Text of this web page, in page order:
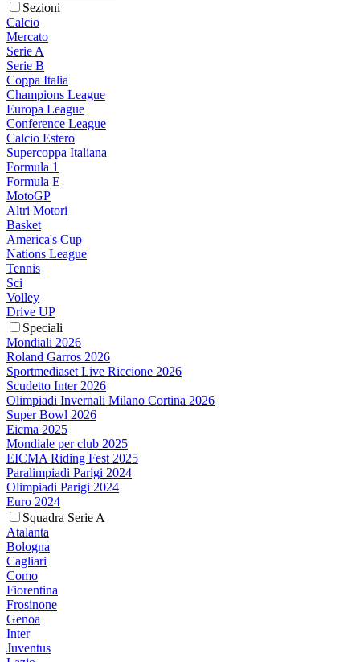
Sezioni
Calcio
Mercato
Serie A
Serie B
Coppa Italia
Champions League
Europa League
Conference League
Calcio Estero
Supercoppa Italiana
Formula 1
Formula E
MotoGP
Altri Motori
Basket
America's Cup
Nations League
Tennis
Sci
Volley
Drive UP
Speciali
Mondiali 2026
Roland Garros 2026
Sportmediaset Live Riccione 2026
Scudetto Inter 2026
Olimpiadi Invernali Milano Cortina 2026
Super Bowl 2026
Eicma 2025
Mondiale per club 2025
EICMA Riding Fest 2025
Paralimpiadi Parigi 2024
Olimpiadi Parigi 2024
Euro 2024
Squadra Serie A
Atalanta
Bologna
Cagliari
Como
Fiorentina
Frosinone
Genoa
Inter
Juventus